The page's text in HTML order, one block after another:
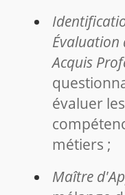
Évaluation
Acquis
évaluer
métiers ;
Maître